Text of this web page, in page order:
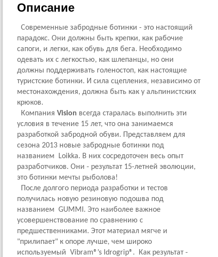
Описание
Современные забродные ботинки - это настоящий
парадокс. Они должны быть крепки, как рабочие
сапоги, и легки, как обувь для бега. Необходимо
одевать их с легкостью, как шлепанцы, но они
должны поддерживать голеностоп, как настоящие
туристские ботинки. И сила сцепления, независимо от
местонахождения, должна быть как у альпинистских
крюков.
Компания Vision всегда старалась выполнить эти
условия в течение 15 лет, что она занимаемся
разработкой забродной обуви. Представляем для
сезона 2013 новые забродные ботинки под
названием Loikka. В них сосредоточен весь опыт
разработчиков. Они - результат 15-летней эволюции,
это ботинки мечты рыболова!
После долгого периода разработки и тестов
получилась новую резиновую подошва под
названием GUMMI. Это наиболее важное
усовершенствование по сравнению с
предшественниками. Этот материал мягче и
"прилипает" к опоре лучше, чем широко
используемый Vibram®’s Idrogrip®. Как результат -